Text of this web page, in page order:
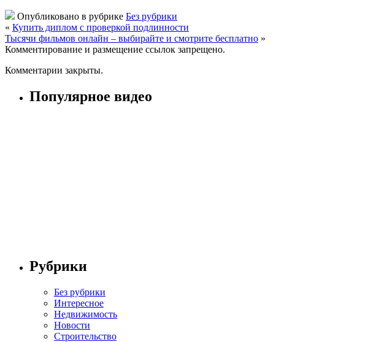
Опубликовано в рубрике Без рубрики
« Купить диплом с проверкой подлинности
Тысячи фильмов онлайн – выбирайте и смотрите бесплатно »
Комментирование и размещение ссылок запрещено.
Комментарии закрыты.
Популярное видео
Рубрики
Без рубрики
Интересное
Недвижимость
Новости
Строительство